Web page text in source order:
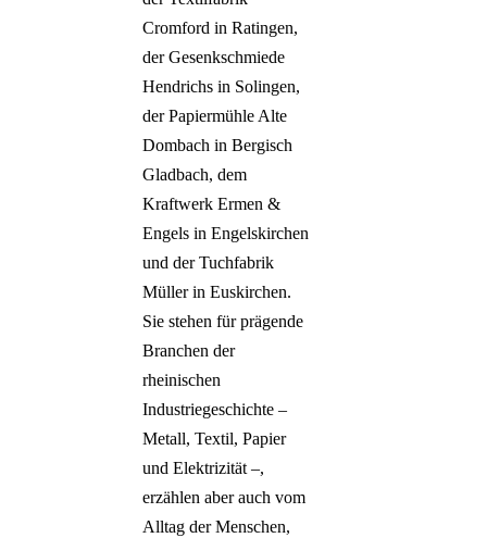
Cromford in Ratingen,
der Gesenkschmiede
Hendrichs in Solingen,
der Papiermühle Alte
Dombach in Bergisch
Gladbach, dem
Kraftwerk Ermen &
Engels in Engelskirchen
und der Tuchfabrik
Müller in Euskirchen.
Sie stehen für prägende
Branchen der
rheinischen
Industriegeschichte –
Metall, Textil, Papier
und Elektrizität –,
erzählen aber auch vom
Alltag der Menschen,